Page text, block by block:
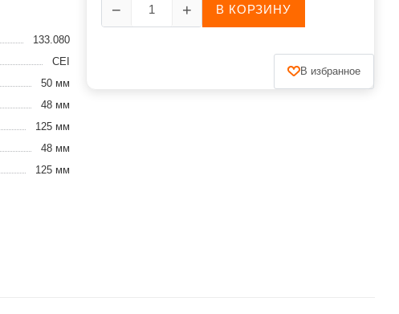
133.080
CEI
50 мм
48 мм
125 мм
48 мм
125 мм
− + В КОРЗИНУ
В избранное